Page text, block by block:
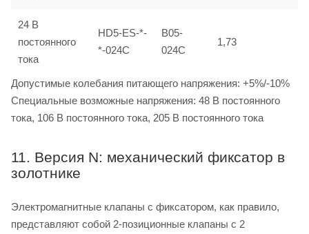
24 B
постоянного
тока
HD5-ES-*-
*-024C
B05-
024C
1,73
Допустимые колебания питающего напряжения: +5%/-10%
Специальные возможные напряжения: 48 B постоянного
тока, 106 B постоянного тока, 205 B постоянного тока
11. Версия N: механический фиксатор в
золотнике
Электромагнитные клапаны с фиксатором, как правило,
представляют собой 2-позиционные клапаны с 2